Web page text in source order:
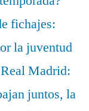
fichajes:
la juventud
Madrid:
juntos, la